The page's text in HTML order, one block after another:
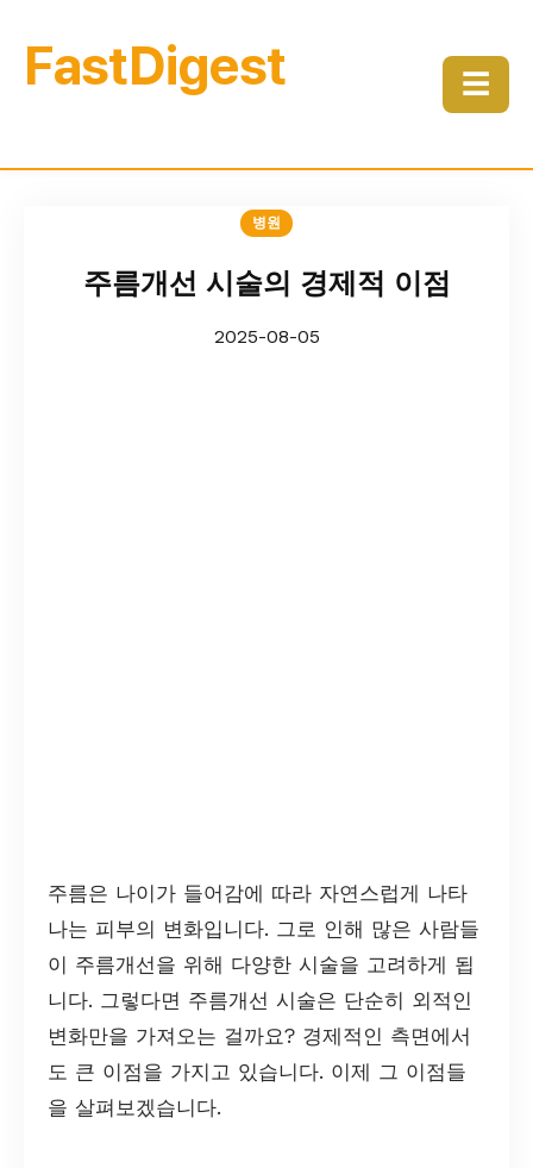
FastDigest ☰
병원
주름개선 시술의 경제적 이점
2025-08-05
주름은 나이가 들어감에 따라 자연스럽게 나타
나는 피부의 변화입니다. 그로 인해 많은 사람들
이 주름개선을 위해 다양한 시술을 고려하게 됩
니다. 그렇다면 주름개선 시술은 단순히 외적인
변화만을 가져오는 걸까요? 경제적인 측면에서
도 큰 이점을 가지고 있습니다. 이제 그 이점들
을 살펴보겠습니다.